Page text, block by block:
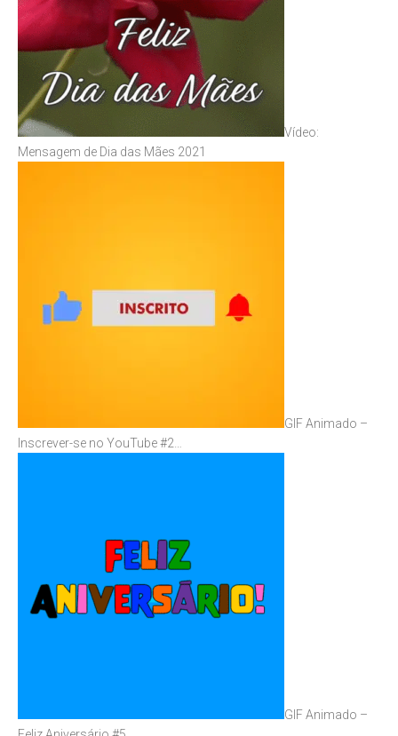
Vídeo:
Mensagem de Dia das Mães 2021
GIF Animado –
Inscrever-se no YouTube #2…
GIF Animado –